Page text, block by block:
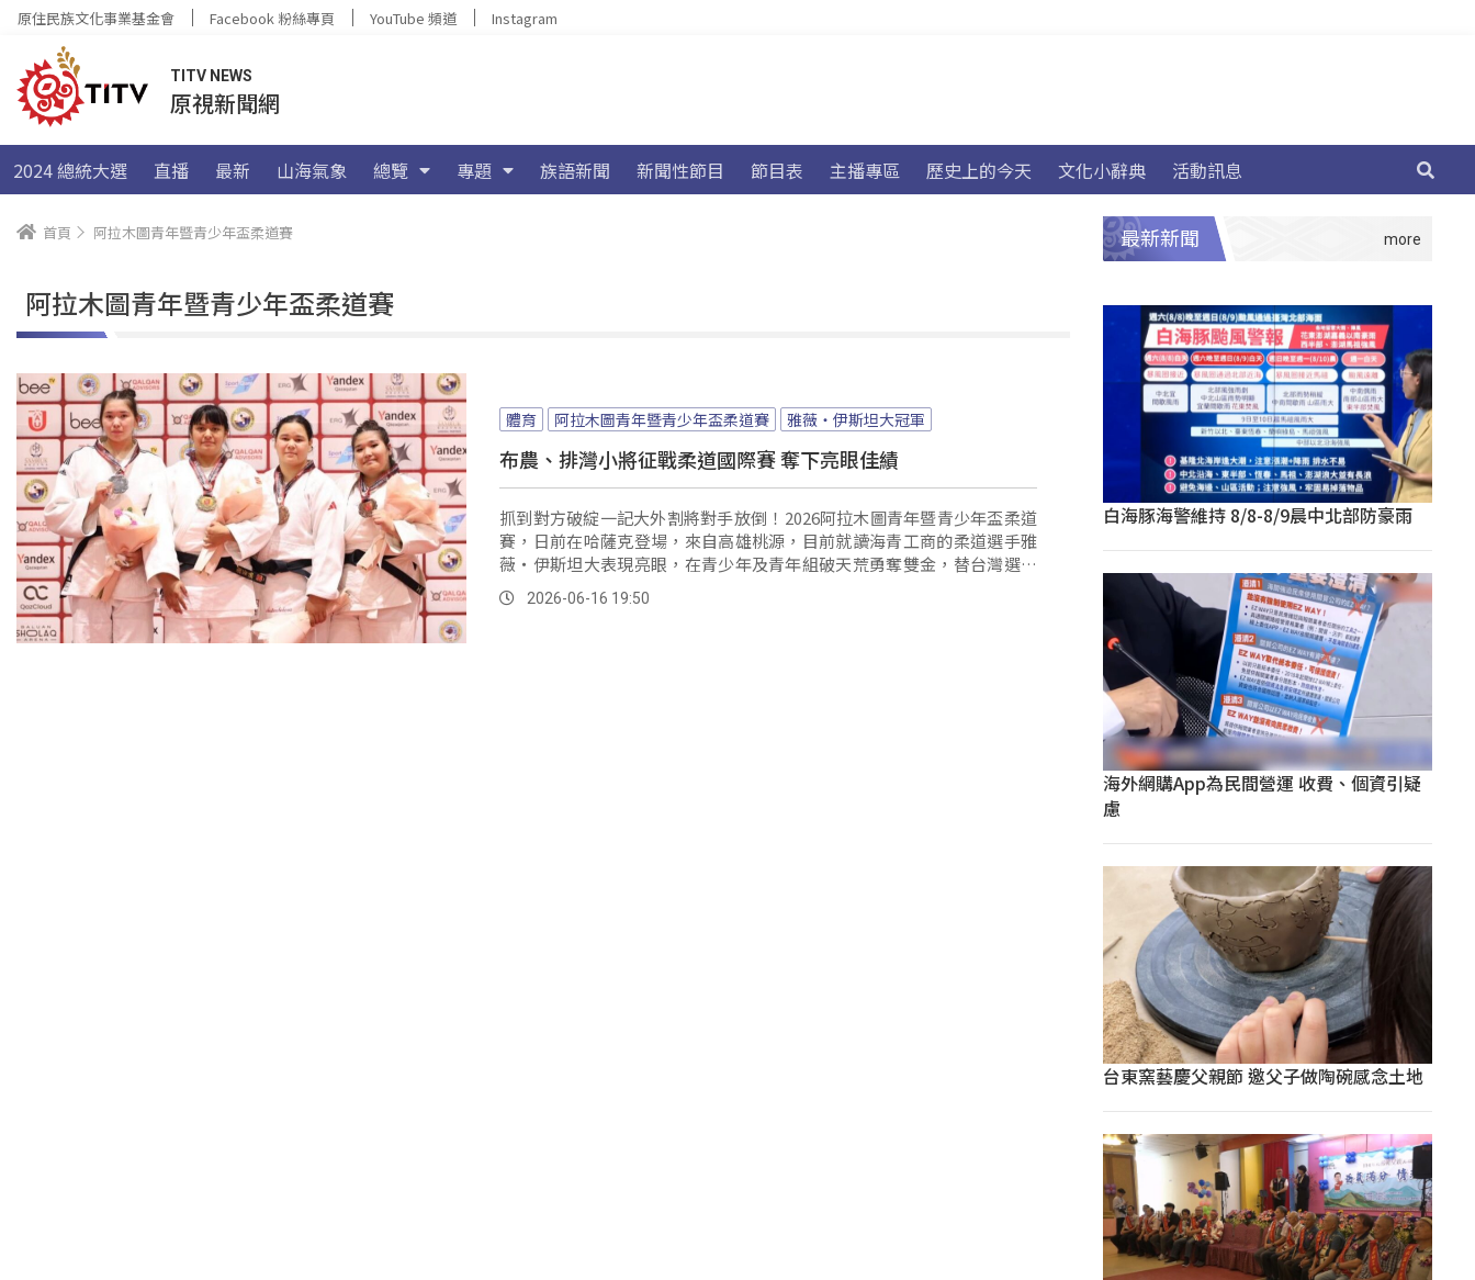
原住民族文化事業基金會 Facebook 粉絲專頁 YouTube 頻道 Instagram
TITV NEWS
原視新聞網
2024 總統大選 直播 最新 山海氣象 總覽 專題 族語新聞 新聞性節目 節目表 主播專區 歷史上的今天 文化小辭典 活動訊息
首頁 阿拉木圖青年暨青少年盃柔道賽
阿拉木圖青年暨青少年盃柔道賽
體育 阿拉木圖青年暨青少年盃柔道賽 雅薇‧伊斯坦大冠軍
布農、排灣小將征戰柔道國際賽 奪下亮眼佳績
抓到對方破綻一記大外割將對手放倒！2026阿拉木圖青年暨青少年盃柔道
賽，日前在哈薩克登場，來自高雄桃源，目前就讀海青工商的柔道選手雅
薇‧伊斯坦大表現亮眼，在青少年及青年組破天荒勇奪雙金，替台灣選手
寫下難得的雙料冠軍紀錄。
2026-06-16 19:50
最新新聞
白海豚海警維持 8/8-8/9晨中北部防豪雨
海外網購App為民間營運 收費、個資引疑
慮
台東窯藝慶父親節 邀父子做陶碗感念土地